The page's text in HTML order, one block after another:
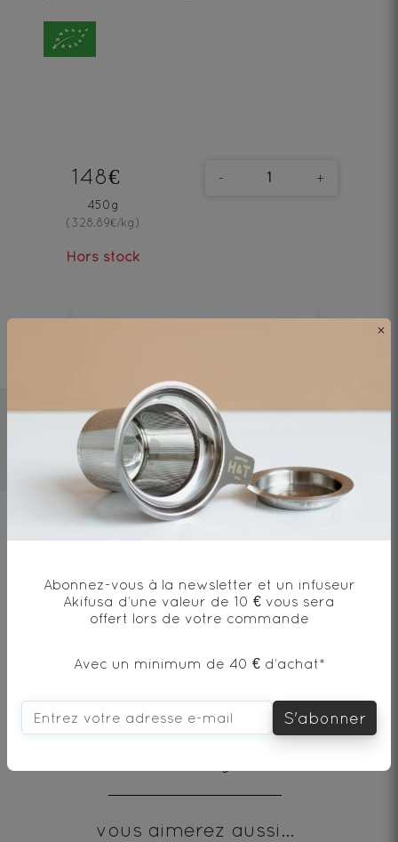
148€
450g
(328.89€/kg)
Hors stock
- +
HORS STOCK
1,5mn 70°C
Ingrédients
Thé vert* - Origine Japon
* produit issu de l'agriculture biologique
vous aimerez aussi...
×
Abonnez-vous à la newsletter et un infuseur
Akifusa d’une valeur de 10 € vous sera
offert lors de votre commande
Avec un minimum de 40 € d’achat*
S'abonner